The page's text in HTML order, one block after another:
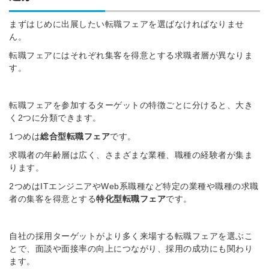
まずはじめに出展したい転職フェアを選ばなければなりませ
ん。
転職フェアにはそれぞれ集客を得意とする求職者層が異なりま
す。
転職フェアを参加するターゲットの特徴ごとに分けると、大き
く2つに分類できます。
1つめは総合型転職フェアです。
求職者の年齢層は広く、さまざまな業種、職種の経験者が集ま
ります。
2つめはITエンジニアやWeb系職種など特定の業種や職種の求職
者の集客を得意とする特化型転職フェアです。
自社の採用ターゲットがより多く来場する転職フェアを選ぶこ
とで、面談や面接率の向上につながり、採用の成功にも関わり
ます。